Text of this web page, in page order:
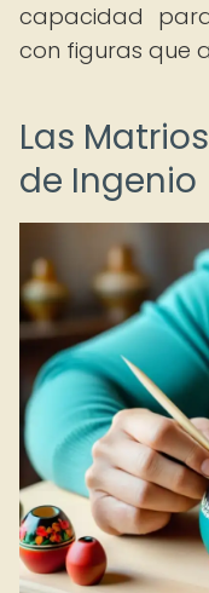
capacidad
con figuras que
Las
de Ingenio